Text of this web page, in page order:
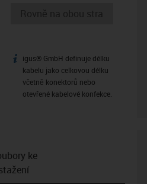
igus-icon-info
igus® GmbH definuje délku
kabelu jako celkovou délku
včetně konektorů nebo
otevřené kabelové konfekce.
ke